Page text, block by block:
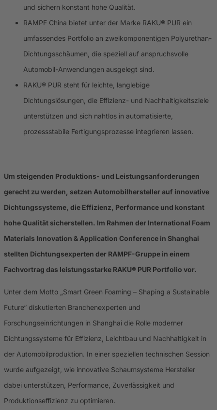
und sichern konstant hohe Qualität.
RAMPF China bietet unter der Marke RAKU® PUR ein
umfassendes Portfolio an zweikomponentigen Polyurethan-
Dichtungsschäumen, die speziell auf anspruchsvolle
Automobil-Anwendungen ausgelegt sind.
RAKU® PUR steht für leichte, langlebige
Dichtungslösungen, die Effizienz- und Nachhaltigkeitsziele
unterstützen und sich nahtlos in automatisierte,
prozessstabile Fertigungsprozesse integrieren lassen.
Um steigenden Produktions- und Leistungsanforderungen
gerecht zu werden, setzen Automobilhersteller auf innovative
Dichtungssysteme, die Effizienz, Performance und konstant
hohe Qualität sicherstellen. Im Rahmen der International Foam
Materials Innovation & Application Conference in Shanghai
stellten Dichtungsexperten der RAMPF-Gruppe in einem
Fachvortrag das leistungsstarke RAKU® PUR Portfolio vor.
Unter dem Motto „Smart Green Foaming – Shaping a Sustainable
Future“ diskutierten Branchenexperten und
Forschungseinrichtungen in Shanghai die Rolle moderner
Dichtungssysteme für Effizienz, Leichtbau und Nachhaltigkeit in
der Automobilproduktion. In einer speziellen technischen Session
wurde aufgezeigt, wie innovative Schaumsysteme Hersteller
dabei unterstützen, Performance, Zuverlässigkeit und
Produktionseffizienz zu optimieren.